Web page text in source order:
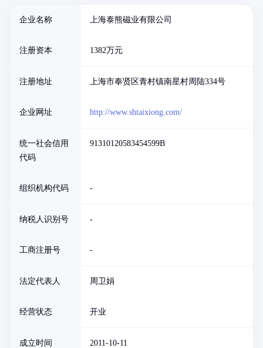
企业名称 上海泰熊磁业有限公司
注册资本 1382万元
注册地址 上海市奉贤区青村镇南星村周陆334号
企业网址 http://www.shtaixiong.com/
统一社会信用
代码
91310120583454599B
组织机构代码 -
纳税人识别号 -
工商注册号 -
法定代表人 周卫娟
经营状态 开业
成立时间 2011-10-11